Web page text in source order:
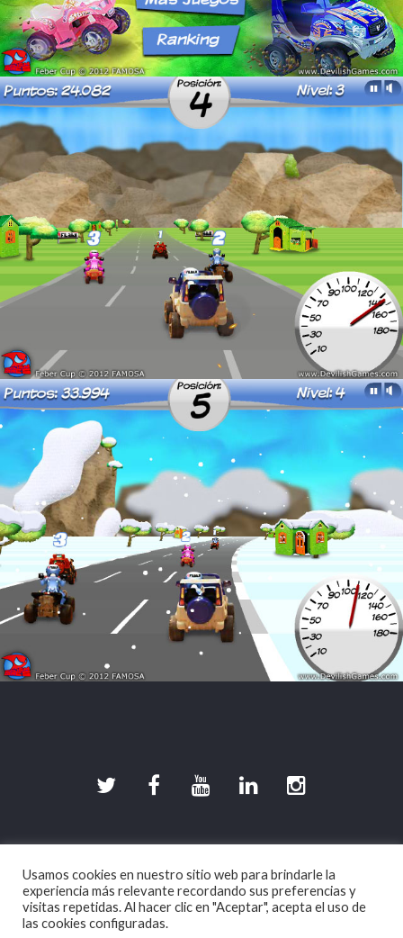
Aviso legal|Política de Privacidad|Política de
Cookies
Usamos cookies en nuestro sitio web para brindarle la
experiencia más relevante recordando sus preferencias y
visitas repetidas. Al hacer clic en "Aceptar", acepta el uso de
las cookies configuradas.